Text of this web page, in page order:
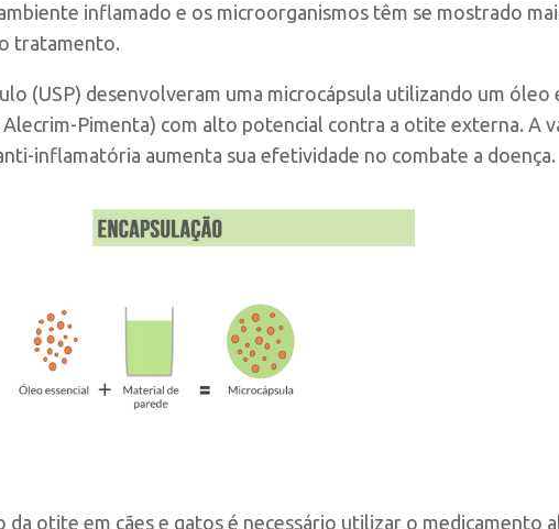
inflamado e os microorganismos têm se mostrado
tratamento.
(USP) desenvolveram uma microcápsula utilizando um óleo
Pimenta) com alto potencial contra a otite externa. A
inflamatória aumenta sua efetividade no combate a doença.
otite em cães e gatos é necessário utilizar o medicamento